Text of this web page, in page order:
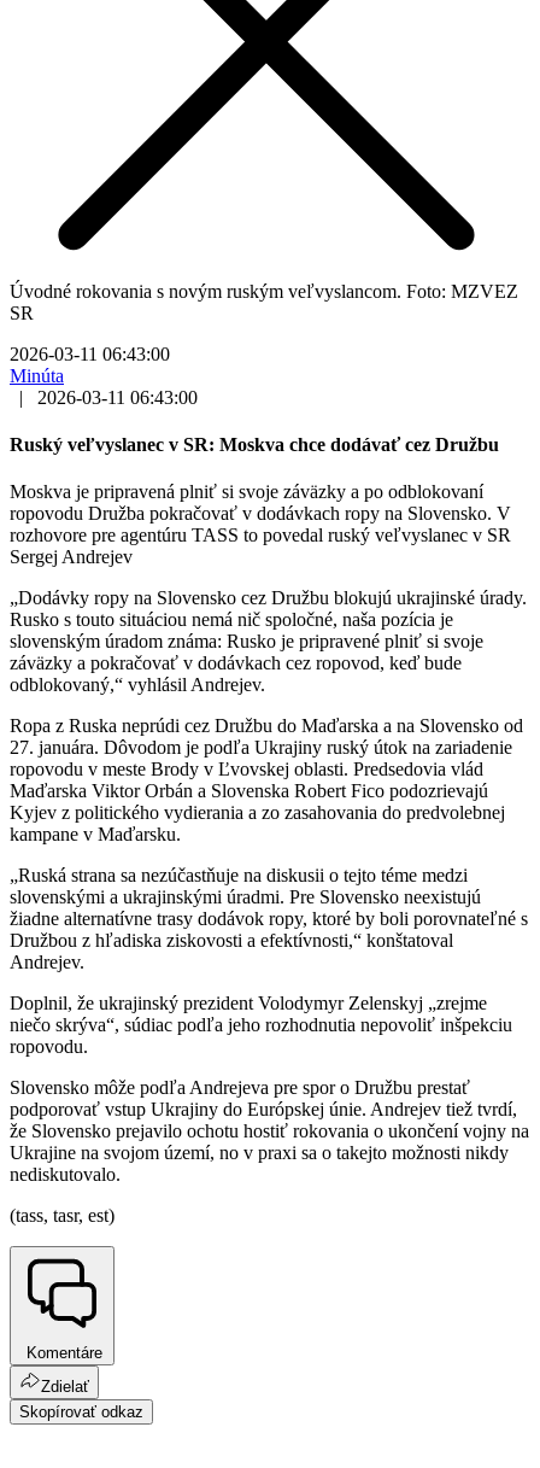
Úvodné rokovania s novým ruským veľvyslancom. Foto: MZVEZ
SR
2026-03-11 06:43:00
Minúta
|
2026-03-11 06:43:00
Ruský veľvyslanec v SR: Moskva chce dodávať cez Družbu
Moskva je pripravená plniť si svoje záväzky a po odblokovaní
ropovodu Družba pokračovať v dodávkach ropy na Slovensko. V
rozhovore pre agentúru TASS to povedal ruský veľvyslanec v SR
Sergej Andrejev
„Dodávky ropy na Slovensko cez Družbu blokujú ukrajinské úrady.
Rusko s touto situáciou nemá nič spoločné, naša pozícia je
slovenským úradom známa: Rusko je pripravené plniť si svoje
záväzky a pokračovať v dodávkach cez ropovod, keď bude
odblokovaný,“ vyhlásil Andrejev.
Ropa z Ruska neprúdi cez Družbu do Maďarska a na Slovensko od
27. januára. Dôvodom je podľa Ukrajiny ruský útok na zariadenie
ropovodu v meste Brody v Ľvovskej oblasti. Predsedovia vlád
Maďarska Viktor Orbán a Slovenska Robert Fico podozrievajú
Kyjev z politického vydierania a zo zasahovania do predvolebnej
kampane v Maďarsku.
„Ruská strana sa nezúčastňuje na diskusii o tejto téme medzi
slovenskými a ukrajinskými úradmi. Pre Slovensko neexistujú
žiadne alternatívne trasy dodávok ropy, ktoré by boli porovnateľné s
Družbou z hľadiska ziskovosti a efektívnosti,“ konštatoval
Andrejev.
Doplnil, že ukrajinský prezident Volodymyr Zelenskyj „zrejme
niečo skrýva“, súdiac podľa jeho rozhodnutia nepovoliť inšpekciu
ropovodu.
Slovensko môže podľa Andrejeva pre spor o Družbu prestať
podporovať vstup Ukrajiny do Európskej únie. Andrejev tiež tvrdí,
že Slovensko prejavilo ochotu hostiť rokovania o ukončení vojny na
Ukrajine na svojom území, no v praxi sa o takejto možnosti nikdy
nediskutovalo.
(tass, tasr, est)
Komentáre
Zdielať
Skopírovať odkaz